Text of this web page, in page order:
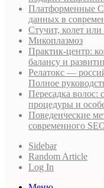
Платформенные
данных в
Стучит, колет
Микоплазмоз
Практик-центр:
балансу и
Релатокс —
Полное
Пересадка волос:
процедуры и
Поведенческие
современного
Sidebar
Random Article
Log In